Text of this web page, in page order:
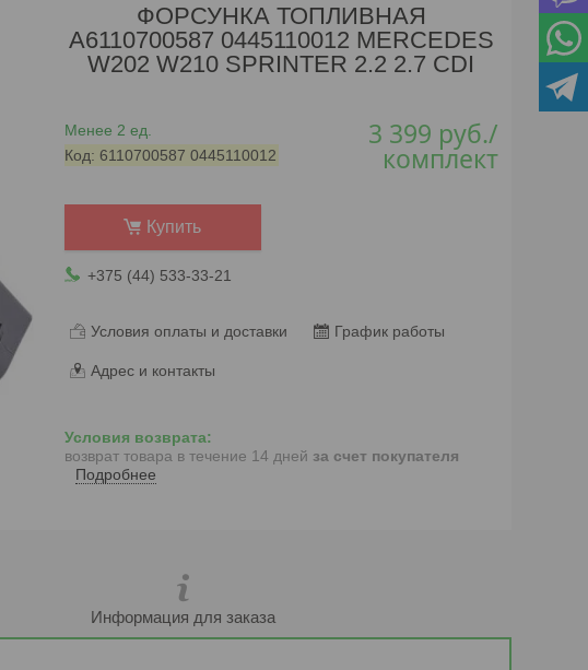
ФОРСУНКА ТОПЛИВНАЯ
A6110700587 0445110012 MERCEDES
W202 W210 SPRINTER 2.2 2.7 CDI
Менее 2 ед.
Код: 6110700587 0445110012
3 399 руб./
комплект
Купить
+375 (44) 533-33-21
Условия оплаты и доставки График работы
Адрес и контакты
возврат товара в течение 14 дней за счет покупателя
Подробнее
Информация для заказа